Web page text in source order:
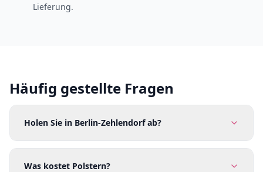
Lieferung.
Häufig gestellte Fragen
Holen Sie in Berlin-Zehlendorf ab?
Was kostet Polstern?